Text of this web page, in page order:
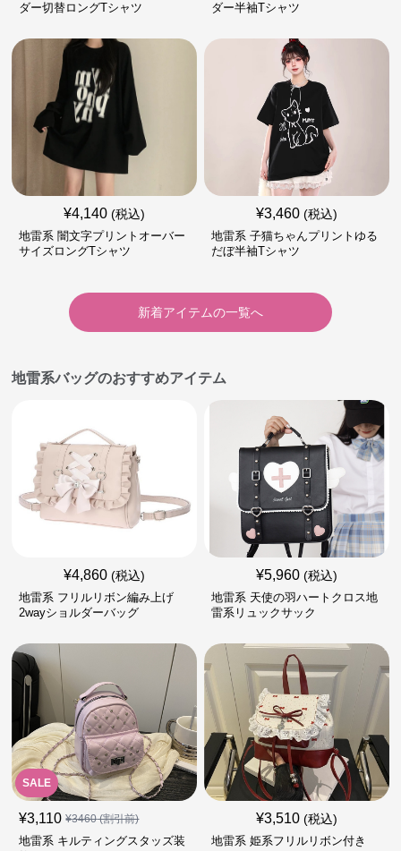
ダー切替ロングTシャツ
ダー半袖Tシャツ
¥4,140 (税込)
地雷系 闇文字プリントオーバー
サイズロングTシャツ
¥3,460 (税込)
地雷系 子猫ちゃんプリントゆる
だぼ半袖Tシャツ
新着アイテムの一覧へ
地雷系バッグのおすすめアイテム
¥4,860 (税込)
地雷系 フリルリボン編み上げ
2wayショルダーバッグ
¥5,960 (税込)
地雷系 天使の羽ハートクロス地
雷系リュックサック
SALE
¥3,110 ¥3460(割引前)
地雷系 キルティングスタッズ装
¥3,510 (税込)
地雷系 姫系フリルリボン付き